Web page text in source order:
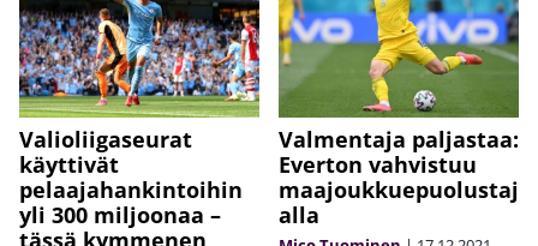
Valioliigaseurat
käyttivät
pelaajahankintoihin
yli 300 miljoonaa –
Valmentaja paljastaa:
Everton vahvistuu
maajoukkuepuolustaj
alla